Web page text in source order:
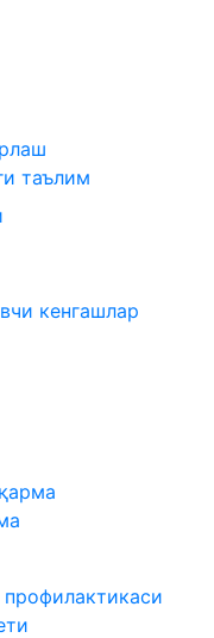
таълим
кенгашлар